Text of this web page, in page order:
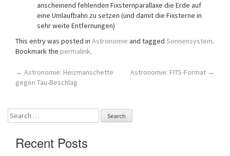
anscheinend fehlenden Fixsternparallaxe die Erde auf
eine Umlaufbahn zu setzen (und damit die Fixsterne in
sehr weite Entfernungen)
This entry was posted in Astronomie and tagged Sonnensystem.
Bookmark the permalink.
Post
← Astronomie: Heizmanschette
gegen Tau-Beschlag
Astronomie: FITS-Format →
Search
for:
Recent Posts